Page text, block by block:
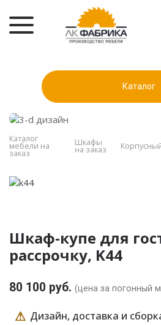
Каталог
Каталог
мебели на
заказ
Шкафы
на заказ
Шкаф-купе для
рассрочку, K44
80 100 руб. (цена за погонный
⚠ Дизайн, доставка и